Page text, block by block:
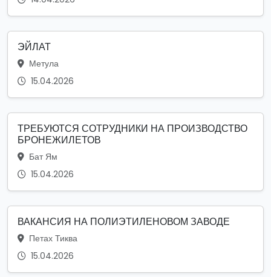
ЭЙЛАТ
Метула
15.04.2026
ТРЕБУЮТСЯ СОТРУДНИКИ НА ПРОИЗВОДСТВО
БРОНЕЖИЛЕТОВ
Бат Ям
15.04.2026
ВАКАНСИЯ НА ПОЛИЭТИЛЕНОВОМ ЗАВОДЕ
Петах Тиква
15.04.2026